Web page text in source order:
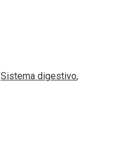
Sistema digestivo